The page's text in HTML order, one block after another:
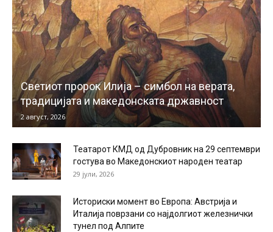
Светиот пророк Илија – симбол на верата,
традицијата и македонската државност
2 август, 2026
Театарот КМД од Дубровник на 29 септември
гостува во Македонскиот народен театар
29 јули, 2026
Историски момент во Европа: Австрија и
Италија поврзани со најдолгиот железнички
тунел под Алпите